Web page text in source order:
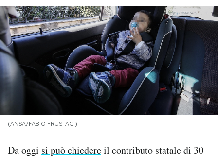
Sport
Mondiali calcio 2026
NEWSLETTER
I MIEI PREFERITI
(ANSA/FABIO FRUSTACI)
Da oggi si può chiedereil contributo statale di 30